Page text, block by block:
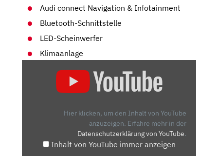
Audi connect Navigation & Infotainment
Bluetooth-Schnittstelle
LED-Scheinwerfer
Klimaanlage
(FACELIFT):
KLEINE
Hier klicken, um den Inhalt von YouTube
anzuzeigen. Erfahre mehr in der
Datenschutzerklärung von YouTube.
Inhalt von YouTube immer anzeigen